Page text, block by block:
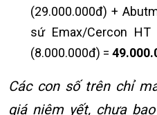
(29.000.000đ) +
sứ Emax/Cercon
(8.000.000đ) =
Các con số trên chỉ
giá niêm yết, chưa